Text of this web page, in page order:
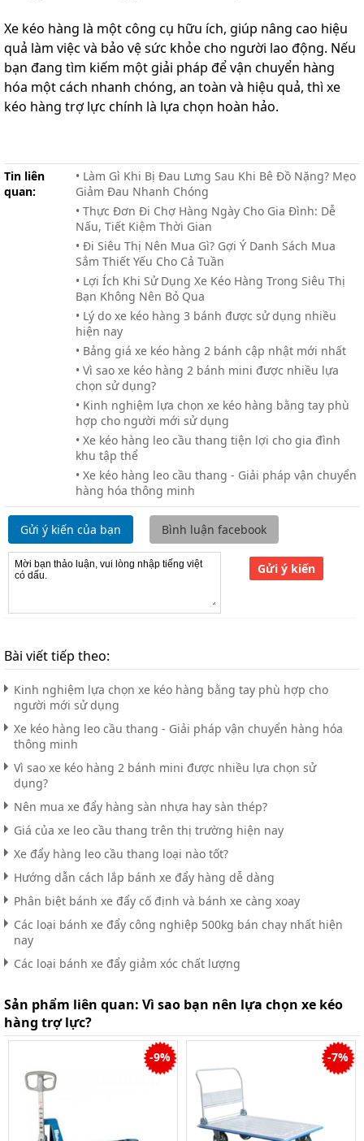
Xe kéo hàng là một công cụ hữu ích, giúp nâng cao hiệu
quả làm việc và bảo vệ sức khỏe cho người lao động. Nếu
bạn đang tìm kiếm một giải pháp để vận chuyển hàng
hóa một cách nhanh chóng, an toàn và hiệu quả, thì xe
kéo hàng trợ lực chính là lựa chọn hoàn hảo.
Tin liên
quan:
• Làm Gì Khi Bị Đau Lưng Sau Khi Bê Đồ Nặng? Mẹo
Giảm Đau Nhanh Chóng
• Thực Đơn Đi Chợ Hàng Ngày Cho Gia Đình: Dễ
Nấu, Tiết Kiệm Thời Gian
• Đi Siêu Thị Nên Mua Gì? Gợi Ý Danh Sách Mua
Sắm Thiết Yếu Cho Cả Tuần
• Lợi Ích Khi Sử Dụng Xe Kéo Hàng Trong Siêu Thị
Bạn Không Nên Bỏ Qua
• Lý do xe kéo hàng 3 bánh được sử dụng nhiều
hiện nay
• Bảng giá xe kéo hàng 2 bánh cập nhật mới nhất
• Vì sao xe kéo hàng 2 bánh mini được nhiều lựa
chọn sử dụng?
• Kinh nghiệm lựa chọn xe kéo hàng bằng tay phù
hợp cho người mới sử dụng
• Xe kéo hàng leo cầu thang tiện lợi cho gia đình
khu tập thể
• Xe kéo hàng leo cầu thang - Giải pháp vận chuyển
hàng hóa thông minh
Gửi ý kiến của bạn Bình luận facebook
Gửi ý kiến
Bài viết tiếp theo:
Kinh nghiệm lựa chọn xe kéo hàng bằng tay phù hợp cho
người mới sử dụng
Xe kéo hàng leo cầu thang - Giải pháp vận chuyển hàng hóa
thông minh
Vì sao xe kéo hàng 2 bánh mini được nhiều lựa chọn sử
dụng?
Nên mua xe đẩy hàng sàn nhựa hay sàn thép?
Giá của xe leo cầu thang trên thị trường hiện nay
Xe đẩy hàng leo cầu thang loại nào tốt?
Hướng dẫn cách lắp bánh xe đẩy hàng dễ dàng
Phân biệt bánh xe đẩy cố định và bánh xe càng xoay
Các loại bánh xe đẩy công nghiệp 500kg bán chạy nhất hiện
nay
Các loại bánh xe đẩy giảm xóc chất lượng
Sản phẩm liên quan: Vì sao bạn nên lựa chọn xe kéo
hàng trợ lực?
-9% -7%